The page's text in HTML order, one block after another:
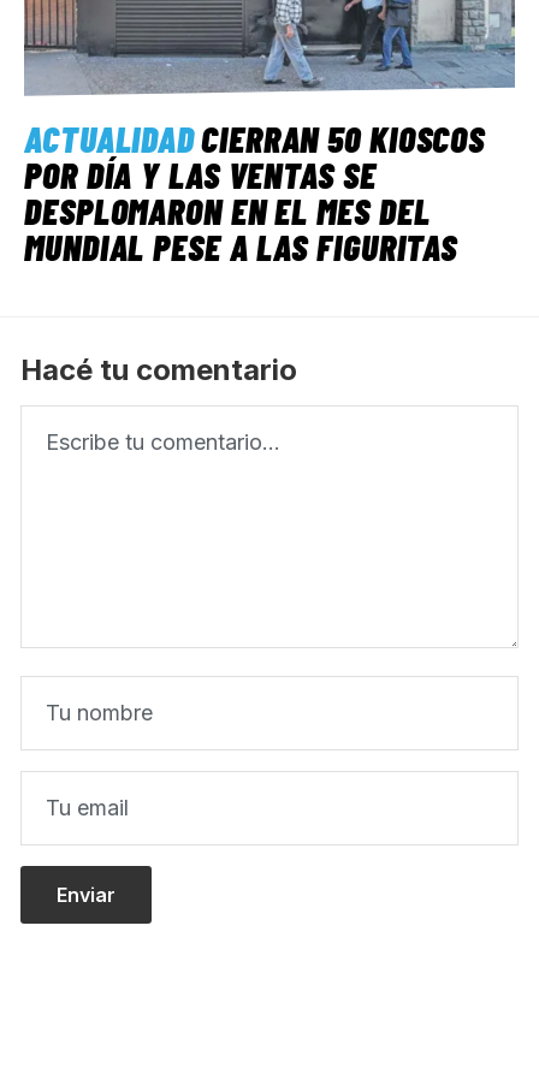
ACTUALIDADCIERRAN 50 KIOSCOS
POR DÍA Y LAS VENTAS SE
DESPLOMARON EN EL MES DEL
MUNDIAL PESE A LAS FIGURITAS
Hacé tu comentario